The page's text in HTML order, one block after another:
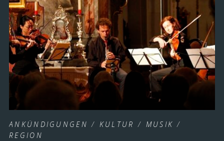
ANKÜNDIGUNGEN / KULTUR / MUSIK /
REGION